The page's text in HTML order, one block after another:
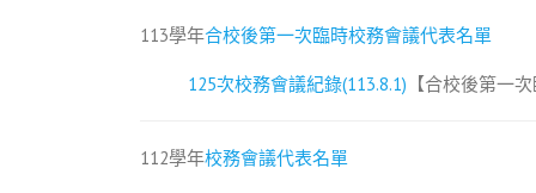
113學年合校後第一次臨時校務會議代表名單
125次校務會議紀錄(113.8.1) 【合校後第一
112學年校務會議代表名單